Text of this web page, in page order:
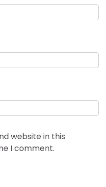
website in this
I comment.